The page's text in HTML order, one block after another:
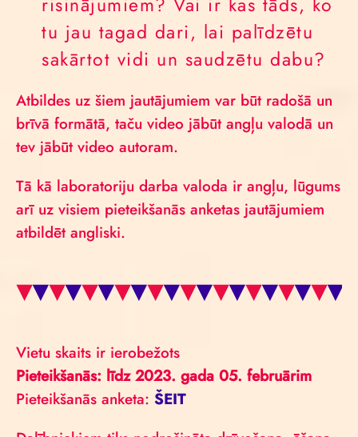
tu jau tagad dari, lai palīdzētu
sakārtot vidi un saudzētu dabu?
Atbildes uz šiem jautājumiem var būt radošā un
brīvā formātā, taču video jābūt angļu valodā un
tev jābūt video autoram.
Tā kā laboratoriju darba valoda ir angļu, lūgums
arī uz visiem pieteikšanās anketas jautājumiem
atbildēt angliski.
Vietu skaits ir ierobežots
Pieteikšanās: līdz 2023. gada 05. februārim
Pieteikšanās anketa: ŠEIT